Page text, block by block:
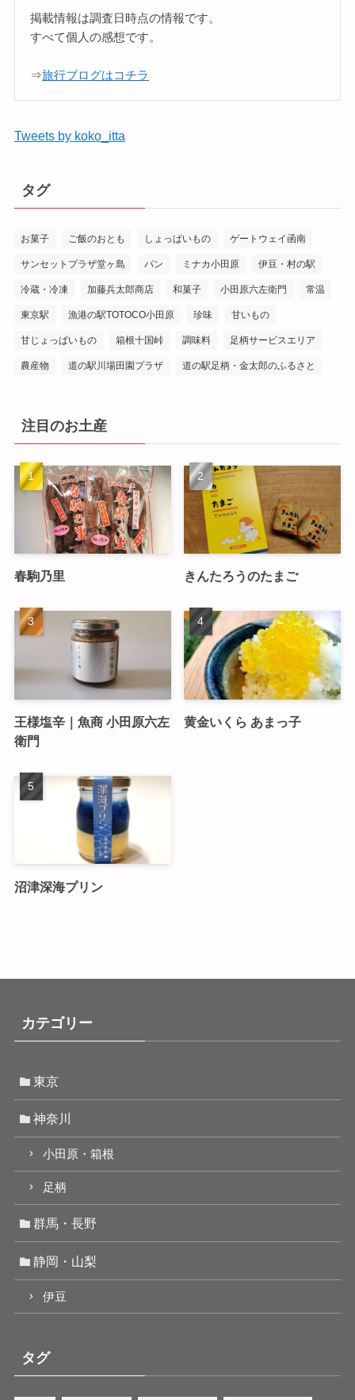
掲載情報は調査日時点の情報です。
すべて個人の感想です。
⇒旅行ブログはコチラ
Tweets by koko_itta
タグ
お菓子 ご飯のおとも しょっぱいもの ゲートウェイ函南
サンセットプラザ堂ヶ島 パン ミナカ小田原 伊豆・村の駅
冷蔵・冷凍 加藤兵太郎商店 和菓子 小田原六左衛門 常温
東京駅 漁港の駅TOTOCO小田原 珍味 甘いもの
甘じょっぱいもの 箱根十国峠 調味料 足柄サービスエリア
農産物 道の駅川場田園プラザ 道の駅足柄・金太郎のふるさと
注目のお土産
春駒乃里 きんたろうのたまご
王様塩辛｜魚商 小田原六左
衛門
黄金いくら あまっ子
沼津深海プリン
カテゴリー
東京
神奈川
小田原・箱根
足柄
群馬・長野
静岡・山梨
伊豆
タグ